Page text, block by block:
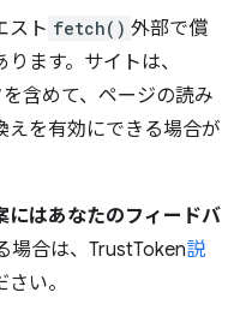
スト fetch() 外部で償
ます。サイトは、
含めて、ページの読み
えを有効にできる場合が
にはあなたのフィードバ
場合は、TrustToken説
い。